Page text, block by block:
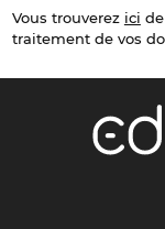
Vous trouverez ici
traitement de vos